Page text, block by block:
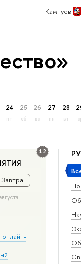
Кампус в
24
пт
25
сб
26
вс
27
пн
28
вт
12
Завтра
онлайн-